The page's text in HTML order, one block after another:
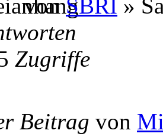
vonSBRI »
Zugriffe
Beitrag von